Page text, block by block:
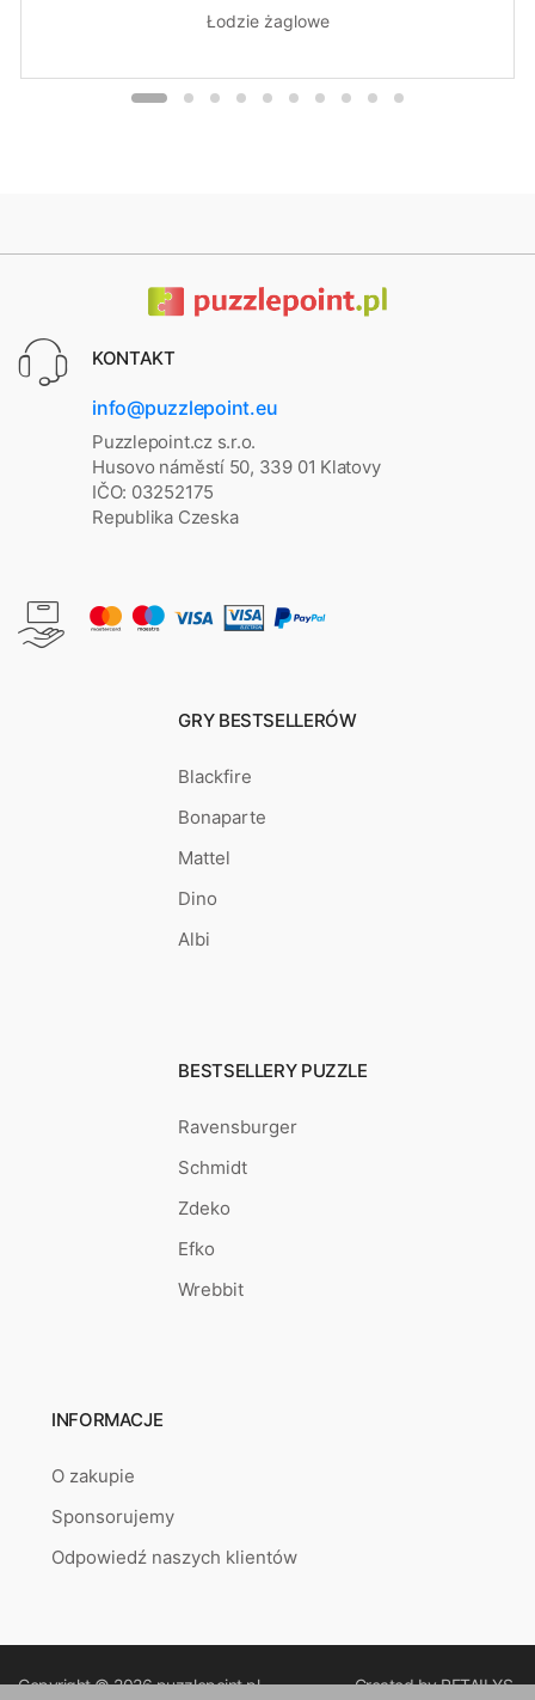
Łodzie żaglowe
KONTAKT
info@puzzlepoint.eu
Puzzlepoint.cz s.r.o.
Husovo náměstí 50, 339 01 Klatovy
IČO: 03252175
Republika Czeska
GRY BESTSELLERÓW
Blackfire
Bonaparte
Mattel
Dino
Albi
BESTSELLERY PUZZLE
Ravensburger
Schmidt
Zdeko
Efko
Wrebbit
INFORMACJE
O zakupie
Sponsorujemy
Odpowiedź naszych klientów
Copyright © 2026puzzlepoint.pl Created byRETAILYS.